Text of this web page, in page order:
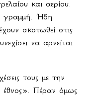
και αερίου.
γραμμή. Ήδη
σκοτωθεί στις
να αρνείται
τους με την
έθνος». Πέραν όμως